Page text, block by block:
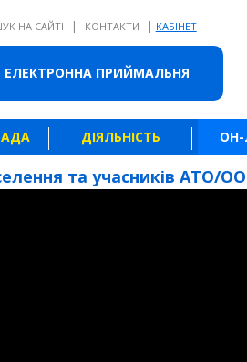
ЕЛЕКТРОННА ПРИЙМАЛЬНЯ
версія сайту
НА САЙТІ | КОНТАКТИ | КАБІНЕТ
ДІЯЛЬНІСТЬ
та учасників АТО/